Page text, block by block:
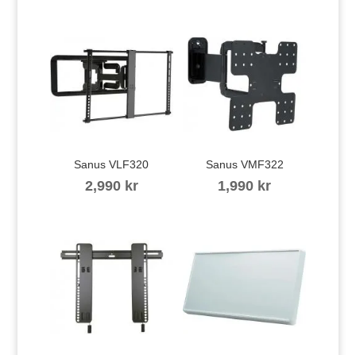
Sanus VLF320
2,990 kr
Sanus VMF322
1,990 kr